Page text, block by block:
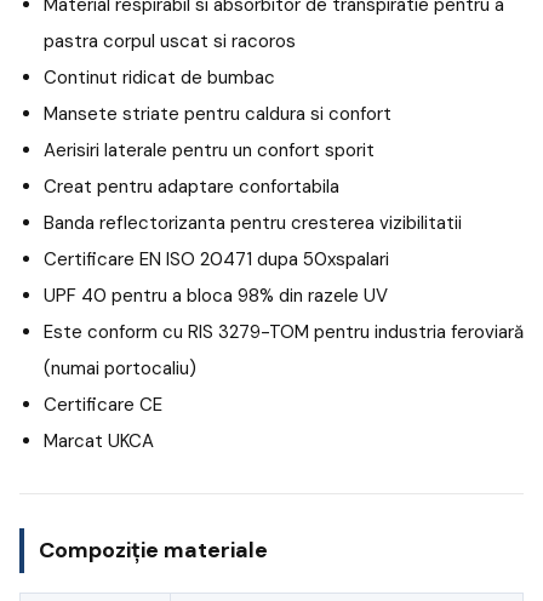
Material respirabil si absorbitor de transpiratie pentru a
pastra corpul uscat si racoros
Continut ridicat de bumbac
Mansete striate pentru caldura si confort
Aerisiri laterale pentru un confort sporit
Creat pentru adaptare confortabila
Banda reflectorizanta pentru cresterea vizibilitatii
Certificare EN ISO 20471 dupa 50xspalari
UPF 40 pentru a bloca 98% din razele UV
Este conform cu RIS 3279-TOM pentru industria feroviară
(numai portocaliu)
Certificare CE
Marcat UKCA
Compoziție materiale